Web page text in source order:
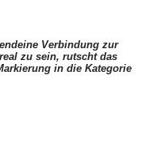
Verbindung zur
zu sein, rutscht das
in die Kategorie